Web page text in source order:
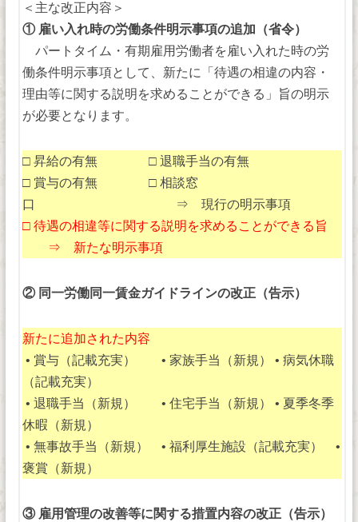
＜主な改正内容＞
① 雇い入れ時の労働条件明示事項の追加（省令）
パートタイム・有期雇用労働者を雇い入れた時の労
働条件明示事項として、新たに「待遇の相違の内容・
理由等に関する説明を求めることができる」旨の明示
が必要となります。
□ 昇給の有無 □ 退職手当の有無
□ 賞与の有無 □ 相談窓
口 ⇒ 現行の明示事項
□ 待遇の相違等に関する説明を求めることができる旨
⇒ 新たな明示事項
② 同一労働同一賃金ガイドラインの改正（告示）
新たに追加された内容
• 賞与（記載充実） • 家族手当（新規） • 病気休職
（記載充実）
• 退職手当（新規） • 住宅手当（新規） • 夏季冬季
休暇（新規）
• 無事故手当（新規） • 福利厚生施設（記載充実） •
褒賞（新規）
③ 雇用管理の改善等に関する措置内容の改正（告示）